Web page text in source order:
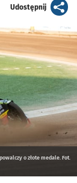
Udostępnijartykuł
o złote medale. Fot.